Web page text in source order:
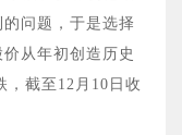
问题，于是选择
从年初创造历史
，截至12月10日收